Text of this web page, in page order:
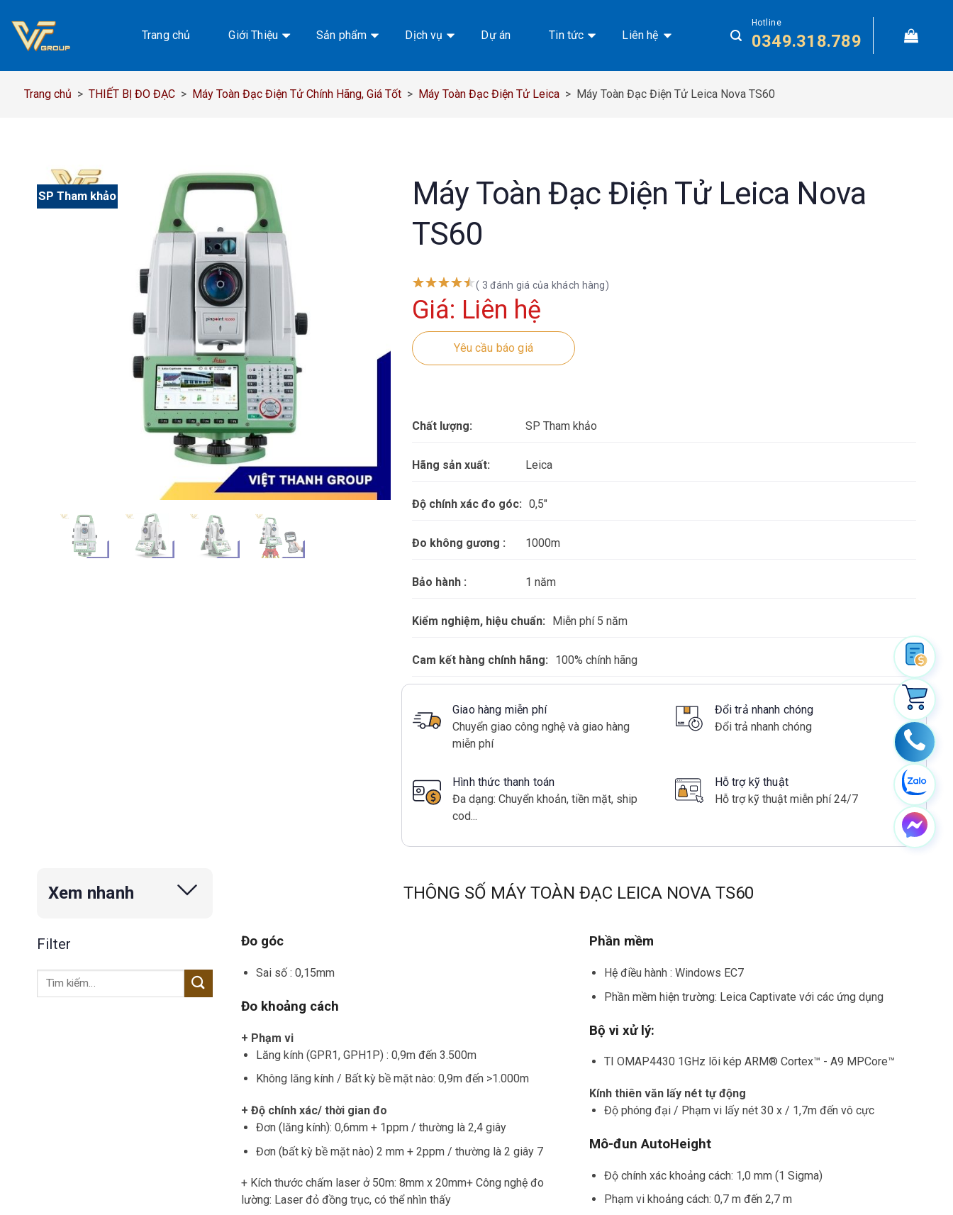
đến
Trang chủ Giới Thiệu Sản phẩm Dịch vụ Dự án Tin tức Liên hệ
Hotline
0349.318.789
Trang chủ > THIẾT BỊ ĐO ĐẠC > Máy Toàn Đạc Điện Tử Chính Hãng, Giá Tốt > Máy Toàn Đạc Điện Tử Leica > Máy Toàn Đạc Điện Tử Leica Nova TS60
SP Tham khảo
Máy Toàn Đạc Điện Tử Leica Nova
TS60
( 3 đánh giá của khách hàng)
Giá: Liên hệ
Yêu cầu báo giá
Chất lượng: SP Tham khảo
Hãng sản xuất: Leica
Độ chính xác đo góc: 0,5"
Đo không gương : 1000m
Bảo hành : 1 năm
Kiểm nghiệm, hiệu chuẩn: Miễn phí 5 năm
Cam kết hàng chính hãng: 100% chính hãng
Giao hàng miễn phí
Chuyển giao công nghệ và giao hàng
miễn phí
Đổi trả nhanh chóng
Đổi trả nhanh chóng
Hình thức thanh toán
Đa dạng: Chuyển khoản, tiền mặt, ship
cod...
Hỗ trợ kỹ thuật
Hỗ trợ kỹ thuật miễn phí 24/7
Xem nhanh
Filter
Tìm
THÔNG SỐ MÁY TOÀN ĐẠC LEICA NOVA TS60
Đo góc
Sai số : 0,15mm
Đo khoảng cách
+ Phạm vi
Lăng kính (GPR1, GPH1P) : 0,9m đến 3.500m
Không lăng kính / Bất kỳ bề mặt nào: 0,9m đến >1.000m
+ Độ chính xác/ thời gian đo
Đơn (lăng kính): 0,6mm + 1ppm / thường là 2,4 giây
Đơn (bất kỳ bề mặt nào) 2 mm + 2ppm / thường là 2 giây 7
+ Kích thước chấm laser ở 50m: 8mm x 20mm+ Công nghệ đo
lường: Laser đỏ đồng trục, có thể nhìn thấy
Phần mềm
Hệ điều hành : Windows EC7
Phần mềm hiện trường: Leica Captivate với các ứng dụng
Bộ vi xử lý:
TI OMAP4430 1GHz lõi kép ARM® Cortex™ - A9 MPCore™
Kính thiên văn lấy nét tự động
Độ phóng đại / Phạm vi lấy nét 30 x / 1,7m đến vô cực
Mô-đun AutoHeight
Độ chính xác khoảng cách: 1,0 mm (1 Sigma)
Phạm vi khoảng cách: 0,7 m đến 2,7 m